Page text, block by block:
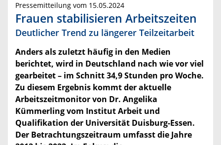
Pressemitteilung vom 15.05.2024
Frauen stabilisieren Arbeitszeiten
Deutlicher Trend zu längerer Teilzeitarbeit
Anders als zuletzt häufig in den Medien
berichtet, wird in Deutschland nach wie vor viel
gearbeitet – im Schnitt 34,9 Stunden pro Woche.
Zu diesem Ergebnis kommt der aktuelle
Arbeitszeitmonitor von Dr. Angelika
Kümmerling vom Institut Arbeit und
Qualifikation der Universität Duisburg-Essen.
Der Betrachtungszeitraum umfasst die Jahre